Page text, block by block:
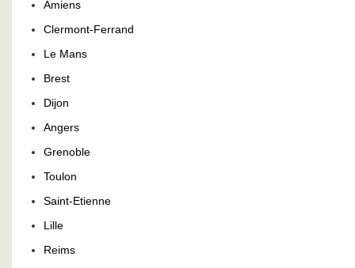
Amiens
Clermont-Ferrand
Le Mans
Brest
Dijon
Angers
Grenoble
Toulon
Saint-Etienne
Lille
Reims